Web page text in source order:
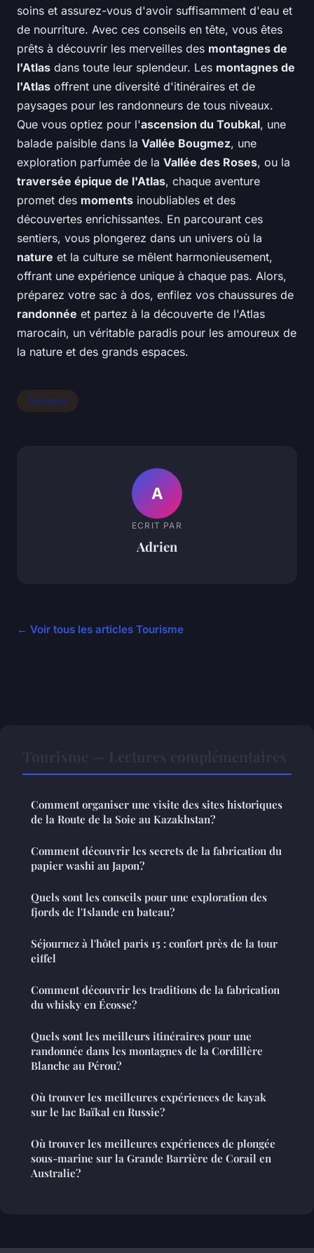
soins et assurez-vous d'avoir suffisamment d'eau et
de nourriture. Avec ces conseils en tête, vous êtes
prêts à découvrir les merveilles des montagnes de
l'Atlas dans toute leur splendeur. Les montagnes de
l'Atlas offrent une diversité d'itinéraires et de
paysages pour les randonneurs de tous niveaux.
Que vous optiez pour l'ascension du Toubkal, une
balade paisible dans la Vallée Bougmez, une
exploration parfumée de la Vallée des Roses, ou la
traversée épique de l'Atlas, chaque aventure
promet des moments inoubliables et des
découvertes enrichissantes. En parcourant ces
sentiers, vous plongerez dans un univers où la
nature et la culture se mêlent harmonieusement,
offrant une expérience unique à chaque pas. Alors,
préparez votre sac à dos, enfilez vos chaussures de
randonnée et partez à la découverte de l'Atlas
marocain, un véritable paradis pour les amoureux de
la nature et des grands espaces.
Tourisme
A
ECRIT PAR
Adrien
← Voir tous les articles Tourisme
Comment organiser une visite des sites historiques
de la Route de la Soie au Kazakhstan?
Comment découvrir les secrets de la fabrication du
papier washi au Japon?
Quels sont les conseils pour une exploration des
fjords de l'Islande en bateau?
Séjournez à l'hôtel paris 15 : confort près de la tour
eiffel
Comment découvrir les traditions de la fabrication
du whisky en Écosse?
Quels sont les meilleurs itinéraires pour une
randonnée dans les montagnes de la Cordillère
Blanche au Pérou?
Où trouver les meilleures expériences de kayak
sur le lac Baïkal en Russie?
Où trouver les meilleures expériences de plongée
sous-marine sur la Grande Barrière de Corail en
Australie?